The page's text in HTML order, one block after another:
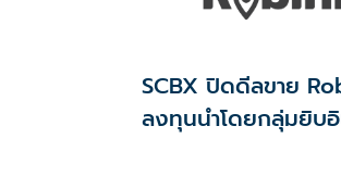
SCBX ปิดดีลขาย
ลงทุนนำโดยกลุ่มยิบ